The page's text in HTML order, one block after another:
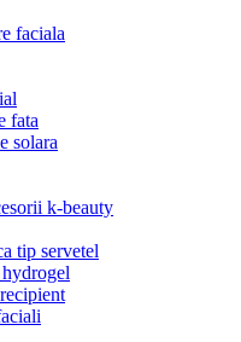
faciala
fata
solara
k-beauty
tip servetel